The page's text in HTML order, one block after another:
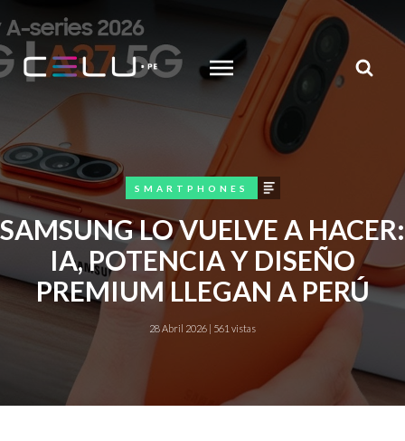
MENU search
SMARTPHONES articulo
SAMSUNG LO VUELVE A HACER:
IA, POTENCIA Y DISEÑO
PREMIUM LLEGAN A PERÚ
28 Abril 2026 | 561 vistas